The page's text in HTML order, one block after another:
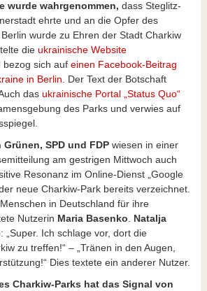
wurde wahrgenommen, dass Steglitz-
ehrte und an die Opfer des
wurde zu Ehren der Stadt Charkiw
die ukrainische Website
sich auf einen Facebook-Beitrag
in Berlin . Der Text der Botschaft
das ukrainische Portal „Status Quo“
des Parks und verwies auf
SPD und FDPwiesen in einer
am gestrigen Mittwoch auch
Resonanz im Online-Dienst „Google
neue Charkiw-Park bereits verzeichnet.
in Deutschland für ihre
Nutzerin Maria Basenko
Natalja
Super. Ich schlage vor, dort die
zu treffen!“ – „ Tränen in den Augen,
“ Dies textete ein anderer Nutzer.
Charkiw-Parks hat das Signal von